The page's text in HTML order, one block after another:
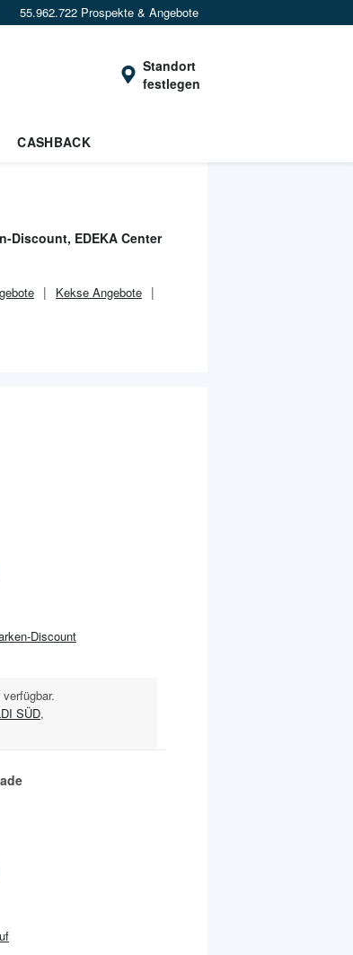
55.962.722 Prospekte & Angebote
Standort
festlegen
CASHBACK
Discount, EDEKA Center
Kekse Angebote
Discount
SÜD,